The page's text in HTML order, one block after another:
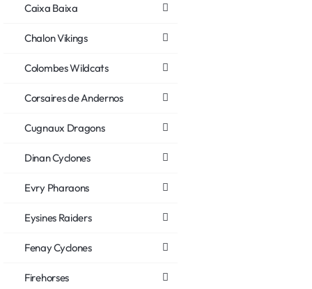
Caixa Baixa
Chalon Vikings
Colombes Wildcats
Corsaires de Andernos
Cugnaux Dragons
Dinan Cyclones
Evry Pharaons
Eysines Raiders
Fenay Cyclones
Firehorses